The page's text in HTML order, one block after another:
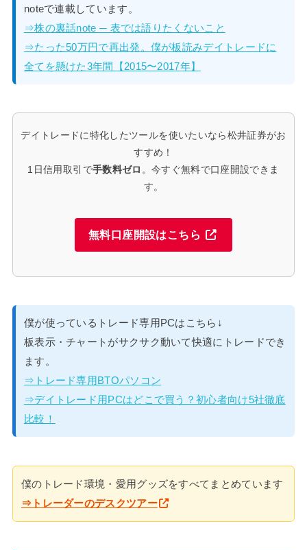
noteで連載しています。
⇒株の裏話note ─ 表では語りたくないこと
⇒たった50万円で再出発。僕が板読みデイトレードに
全てを懸けた3年間【2015〜2017年】
デイトレードに特化したツールを使いたいなら松井証券がお
すすめ！
1日信用取引で手数料ゼロ 。今すぐ無料で口座開設できま
す。
無料口座開設はこちら
僕が使っているトレード専用PCはこちら↓
板表示・チャートがサクサク動いて快適にトレードでき
ます。
⇒トレード専用BTOパソコン
⇒デイトレード用PCはどこで買う？初心者向け5社徹底
比較！
僕のトレード環境・愛用グッズをすべてまとめています
⇒トレーダーのデスクツアー